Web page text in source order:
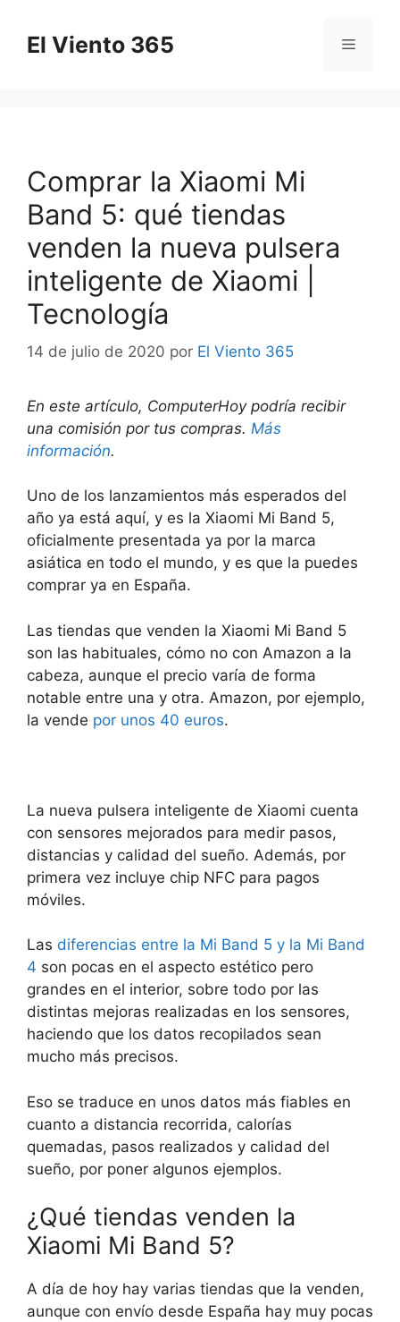
contenido
El Viento 365 Menú
Comprar la Xiaomi Mi
Band 5: qué tiendas
venden la nueva pulsera
inteligente de Xiaomi |
Tecnología
14 de julio de 2020 por El Viento 365
En este artículo, ComputerHoy podría recibir
una comisión por tus compras. Más
información.
Uno de los lanzamientos más esperados del
año ya está aquí, y es la Xiaomi Mi Band 5,
oficialmente presentada ya por la marca
asiática en todo el mundo, y es que la puedes
comprar ya en España.
Las tiendas que venden la Xiaomi Mi Band 5
son las habituales, cómo no con Amazon a la
cabeza, aunque el precio varía de forma
notable entre una y otra. Amazon, por ejemplo,
la vende por unos 40 euros.
La nueva pulsera inteligente de Xiaomi cuenta
con sensores mejorados para medir pasos,
distancias y calidad del sueño. Además, por
primera vez incluye chip NFC para pagos
móviles.
Las diferencias entre la Mi Band 5 y la Mi Band
4 son pocas en el aspecto estético pero
grandes en el interior, sobre todo por las
distintas mejoras realizadas en los sensores,
haciendo que los datos recopilados sean
mucho más precisos.
Eso se traduce en unos datos más fiables en
cuanto a distancia recorrida, calorías
quemadas, pasos realizados y calidad del
sueño, por poner algunos ejemplos.
¿Qué tiendas venden la
Xiaomi Mi Band 5?
A día de hoy hay varias tiendas que la venden,
aunque con envío desde España hay muy pocas